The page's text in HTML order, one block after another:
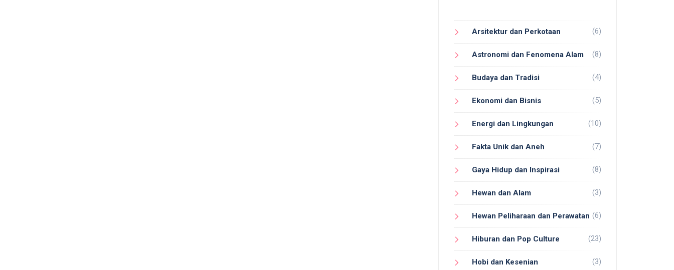
Arsitektur dan Perkotaan (6)
Astronomi dan Fenomena Alam (8)
Budaya dan Tradisi (4)
Ekonomi dan Bisnis (5)
Energi dan Lingkungan (10)
Fakta Unik dan Aneh (7)
Gaya Hidup dan Inspirasi (8)
Hewan dan Alam (3)
Hewan Peliharaan dan Perawatan (6)
Hiburan dan Pop Culture (23)
Hobi dan Kesenian (3)